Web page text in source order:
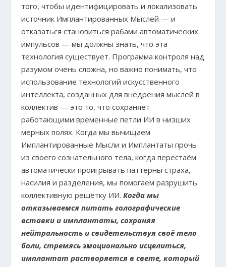
того, чтобы идентифицировать и локализовать
источник Имплантированных Мыслей — и
отказаться становиться рабами автоматических
импульсов — мы должны знать, что эта
технология существует. Программа контроля над
разумом очень сложна, но важно понимать, что
использование технологий искусственного
интеллекта, созданных для внедрения мыслей в
коллектив — это то, что сохраняет
работающими временные петли ИИ в низших
мерных полях. Когда мы вычищаем
Имплантированные Мысли и Имплантаты прочь
из своего сознательного тела, когда перестаём
автоматически проигрывать паттерны страха,
насилия и разделения, мы помогаем разрушить
коллективную решётку ИИ.Когда мы
отказываемся питать голографические
вставки и имплантаты, сохраняя
нейтральность и свидетельствуя своё тело
боли, стремясь эмоционально исцелиться,
имплантат растворяется в свете, который